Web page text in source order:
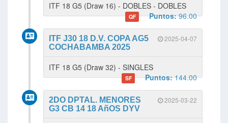
ITF 18 G5 (Draw 16) - DOBLES - DOBLES
QF Puntos:96.00
2025-04-07
ITF J30 18 D.V. COPA AG5
COCHABAMBA 2025
ITF 18 G5 (Draw 32) - SINGLES
SF Puntos:144.00
2025-03-22
2DO DPTAL. MENORES
G3 CB 14 18 AñOS DYV